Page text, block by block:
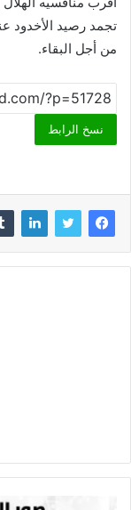
من أجل البقاء.
نسخ الرابط